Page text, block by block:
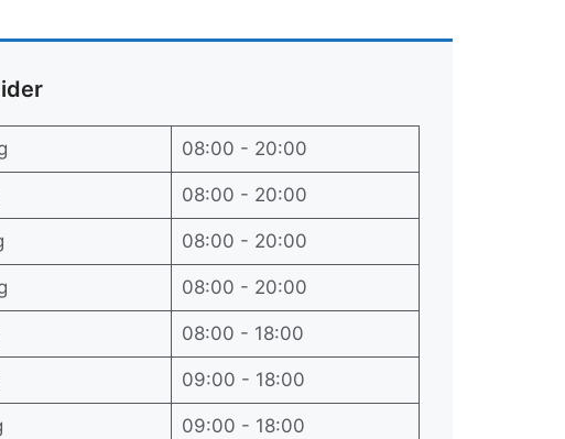
08:00 - 20:00
08:00 - 20:00
08:00 - 20:00
08:00 - 20:00
08:00 - 18:00
09:00 - 18:00
09:00 - 18:00